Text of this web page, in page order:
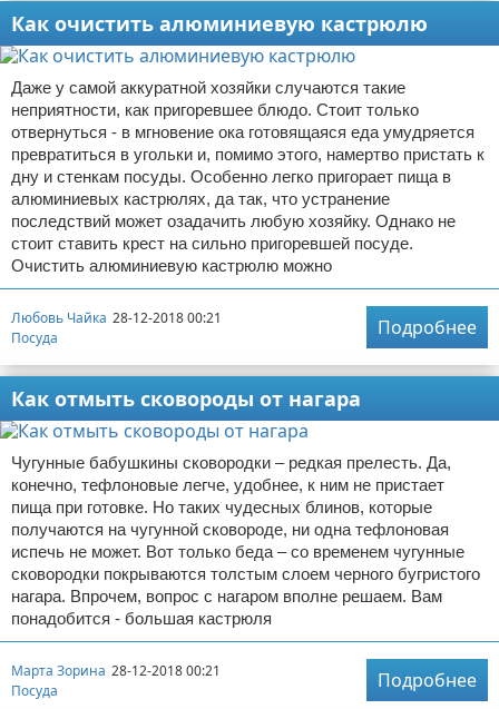
Как очистить алюминиевую кастрюлю
Даже у самой аккуратной хозяйки случаются такие
неприятности, как пригоревшее блюдо. Стоит только
отвернуться - в мгновение ока готовящаяся еда умудряется
превратиться в угольки и, помимо этого, намертво пристать к
дну и стенкам посуды. Особенно легко пригорает пища в
алюминиевых кастрюлях, да так, что устранение
последствий может озадачить любую хозяйку. Однако не
стоит ставить крест на сильно пригоревшей посуде.
Очистить алюминиевую кастрюлю можно
Любовь Чайка 28-12-2018 00:21
Посуда
Подробнее
Как отмыть сковороды от нагара
Чугунные бабушкины сковородки – редкая прелесть. Да,
конечно, тефлоновые легче, удобнее, к ним не пристает
пища при готовке. Но таких чудесных блинов, которые
получаются на чугунной сковороде, ни одна тефлоновая
испечь не может. Вот только беда – со временем чугунные
сковородки покрываются толстым слоем черного бугристого
нагара. Впрочем, вопрос с нагаром вполне решаем. Вам
понадобится - большая кастрюля
Марта Зорина 28-12-2018 00:21
Посуда
Подробнее